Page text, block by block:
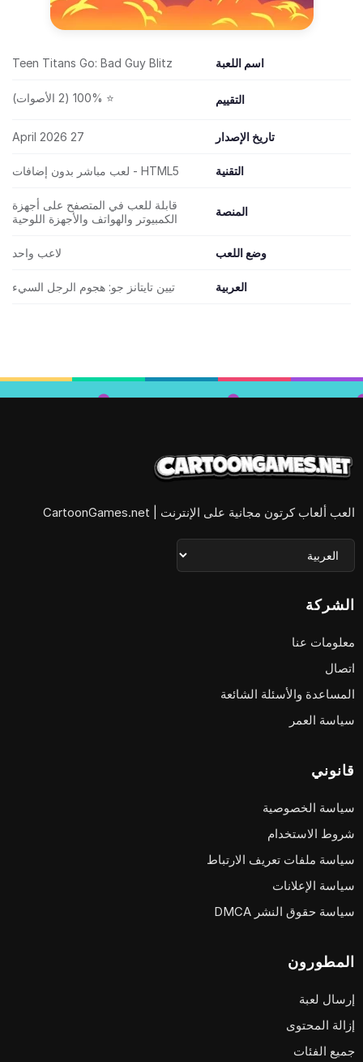
اسم اللعبة Teen Titans Go: Bad Guy Blitz
التقييم ⭐ 100% (2 الأصوات)
تاريخ الإصدار 27 April 2026
التقنية HTML5 - لعب مباشر بدون إضافات
المنصة
قابلة للعب في المتصفح على أجهزة
الكمبيوتر والهواتف والأجهزة اللوحية
وضع اللعب لاعب واحد
العربية تيين تايتانز جو: هجوم الرجل السيء
العب ألعاب كرتون مجانية على الإنترنت | CartoonGames.net
الشركة
معلومات عنا
اتصال
المساعدة والأسئلة الشائعة
سياسة العمر
قانوني
سياسة الخصوصية
شروط الاستخدام
سياسة ملفات تعريف الارتباط
سياسة الإعلانات
سياسة حقوق النشر DMCA
المطورون
إرسال لعبة
إزالة المحتوى
جميع الفئات